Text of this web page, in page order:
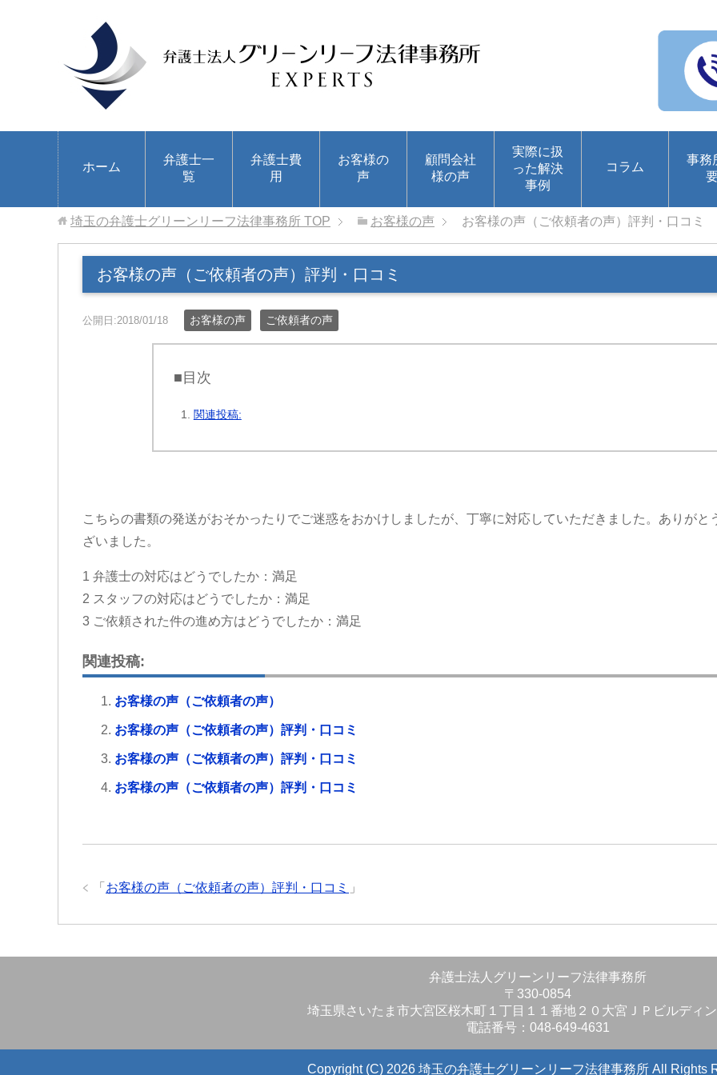
ホーム
弁護士一
覧
弁護士費
用
お客様の
声
顧問会社
様の声
実際に扱
った解決
事例
コラム
事務
埼玉の弁護士グリーンリーフ法律事務所 TOP お客様の声 お客様の声（ご依頼者の声）評判・口コミ
お客様の声（ご依頼者の声）評判・口コミ
公開日:2018/01/18 お客様の声 ご依頼者の声
■目次
関連投稿:
こちらの書類の発送がおそかったりでご迷惑をおかけしましたが、丁寧に対応していただきました。ありがと
ざいました。
1 弁護士の対応はどうでしたか：満足
2 スタッフの対応はどうでしたか：満足
3 ご依頼された件の進め方はどうでしたか：満足
関連投稿:
お客様の声（ご依頼者の声）
お客様の声（ご依頼者の声）評判・口コミ
お客様の声（ご依頼者の声）評判・口コミ
お客様の声（ご依頼者の声）評判・口コミ
「 お客様の声（ご依頼者の声）評判・口コミ 」
弁護士法人グリーンリーフ法律事務所
〒330-0854
埼玉県さいたま市大宮区桜木町１丁目１１番地２０大宮ＪＰビルディ
電話番号：048-649-4631
Copyright (C) 2026 埼玉の弁護士グリーンリーフ法律事務所 All Rights